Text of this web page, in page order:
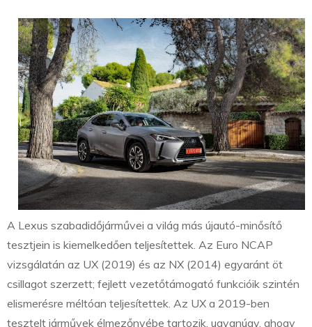
A Lexus szabadidőjárművei a világ más újautó-minősítő
tesztjein is kiemelkedően teljesítettek. Az Euro NCAP
vizsgálatán az UX (2019) és az NX (2014) egyaránt öt
csillagot szerzett; fejlett vezetőtámogató funkcióik szintén
elismerésre méltóan teljesítettek. Az UX a 2019-ben
tesztelt járművek élmezőnyébe tartozik, ugyanúgy, ahogy